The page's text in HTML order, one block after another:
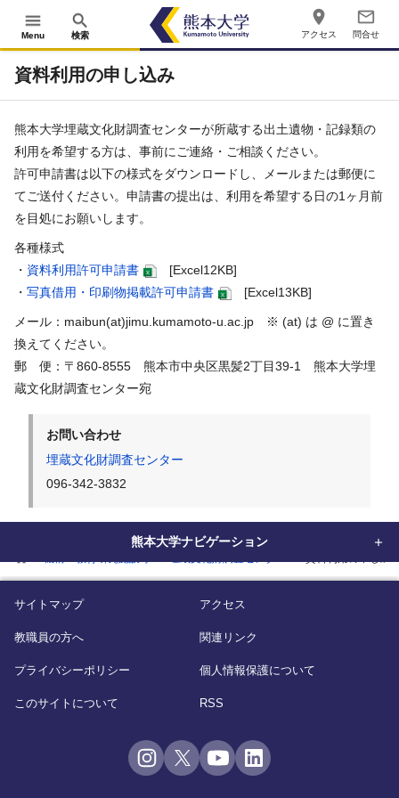
menu
Menu
search
検索
place
アクセス
mail_outline
問合せ
home
資料利用の申し込み
熊本大学埋蔵文化財調査センターが所蔵する出土遺物・記録類の
利用を希望する方は、事前にご連絡・ご相談ください。
許可申請書は以下の様式をダウンロードし、メールまたは郵便に
てご送付ください。申請書の提出は、利用を希望する日の1ヶ月前
を目処にお願いします。
各種様式
・ 資料利用許可申請書
[Excel12KB]
・ 写真借用・印刷物掲載許可申請書 [Excel13KB]
メール：maibun(at)jimu.kumamoto-u.ac.jp ※ (at) は @ に置き
換えてください。
郵 便：〒860-8555 熊本市中央区黒髪2丁目39-1 熊本大学埋
蔵文化財調査センター宛
お問い合わせ
埋蔵文化財調査センター
096-342-3832
熊本大学ナビゲーション
サイトマップ アクセス
教職員の方へ 関連リンク
プライバシーポリシー 個人情報保護について
このサイトについて RSS